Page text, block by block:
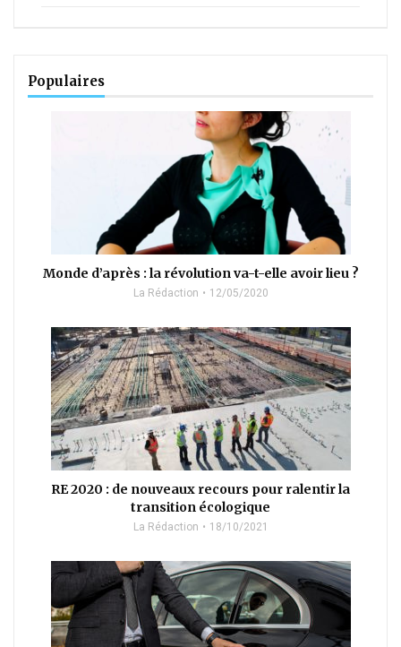
Populaires
Monde d’après : la révolution va-t-elle avoir lieu ?
La Rédaction 12/05/2020
RE 2020 : de nouveaux recours pour ralentir la
transition écologique
La Rédaction 18/10/2021